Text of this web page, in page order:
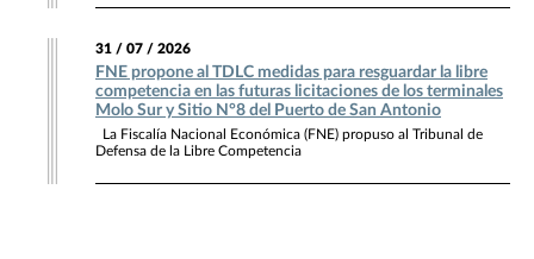
31 / 07 / 2026
FNE propone al TDLC medidas para resguardar la libre
competencia en las futuras licitaciones de los terminales
Molo Sur y Sitio N°8 del Puerto de San Antonio
La Fiscalía Nacional Económica (FNE) propuso al Tribunal de
Defensa de la Libre Competencia